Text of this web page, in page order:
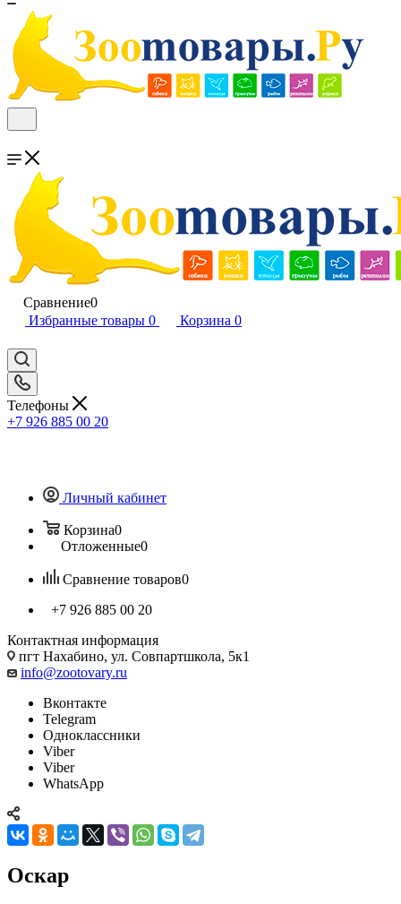
Сравнение0
Избранные товары 0 Корзина 0
Телефоны
+7 926 885 00 20
Личный кабинет
Корзина0
Отложенные0
Сравнение товаров0
+7 926 885 00 20
Контактная информация
пгт Нахабино, ул. Совпартшкола, 5к1
info@zootovary.ru
Вконтакте
Telegram
Одноклассники
Viber
Viber
WhatsApp
Оскар